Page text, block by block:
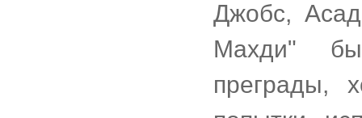
Джобс,
Махди"
преграды,